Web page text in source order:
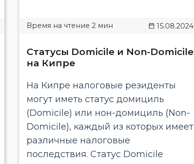
15.08.2024
Статусы Domicile и Non-Domicile
на Кипре
На Кипре налоговые резиденты
могут иметь статус домициль
(Domicile) или нон-домициль (Non-
Domicile), каждый из которых имеет
различные налоговые
последствия. Статус Domicile